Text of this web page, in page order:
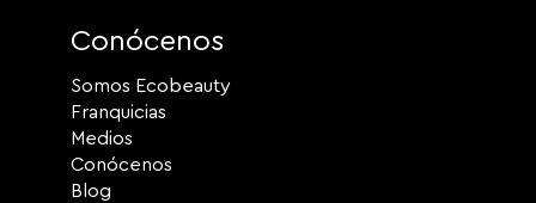
Conócenos
Somos Ecobeauty
Franquicias
Medios
Conócenos
Blog